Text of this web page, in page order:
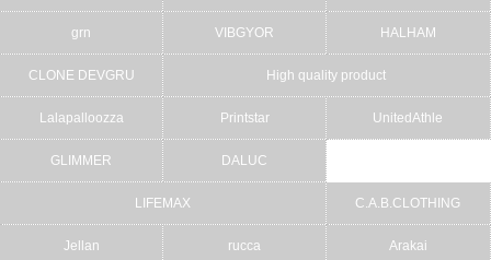
grn VIBGYOR HALHAM
CLONE DEVGRU High quality product
Lalapalloozza Printstar UnitedAthle
GLIMMER DALUC
LIFEMAX C.A.B.CLOTHING
Jellan rucca Arakai